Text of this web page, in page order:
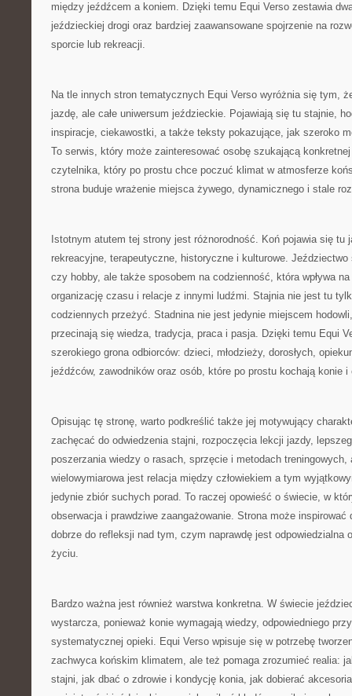
między jeźdźcem a koniem. Dzięki temu Equi Verso zestawia
jeździeckiej drogi oraz bardziej zaawansowane spojrzenie na
sporcie lub rekreacji.
Na tle innych stron tematycznych Equi Verso wyróżnia się tym,
jazdę, ale całe uniwersum jeździeckie. Pojawiają się tu stajnie,
inspiracje, ciekawostki, a także teksty pokazujące, jak szeroko
To serwis, który może zainteresować osobę szukającą
czytelnika, który po prostu chce poczuć klimat w atmosferze
strona buduje wrażenie miejsca żywego, dynamicznego i stale
Istotnym atutem tej strony jest różnorodność. Koń pojawia się tu
rekreacyjne, terapeutyczne, historyczne i kulturowe.
czy hobby, ale także sposobem na codzienność, która wpływa
organizację czasu i relacje z innymi ludźmi. Stajnia nie jest tu
codziennych przeżyć. Stadnina nie jest jedynie miejscem
przecinają się wiedza, tradycja, praca i pasja. Dzięki temu Equi
szerokiego grona odbiorców: dzieci, młodzieży, dorosłych,
jeźdźców, zawodników oraz osób, które po prostu kochają konie
Opisując tę stronę, warto podkreślić także jej motywujący
zachęcać do odwiedzenia stajni, rozpoczęcia lekcji jazdy,
poszerzania wiedzy o rasach, sprzęcie i metodach
wielowymiarowa jest relacja między człowiekiem a tym
jedynie zbiór suchych porad. To raczej opowieść o świecie, w
obserwacja i prawdziwe zaangażowanie. Strona może inspirować
dobrze do refleksji nad tym, czym naprawdę jest odpowiedzialna
życiu.
Bardzo ważna jest również warstwa konkretna. W świecie
wystarcza, ponieważ konie wymagają wiedzy, odpowiedniego
systematycznej opieki. Equi Verso wpisuje się w potrzebę
zachwyca końskim klimatem, ale też pomaga zrozumieć realia:
stajni, jak dbać o zdrowie i kondycję konia, jak dobierać